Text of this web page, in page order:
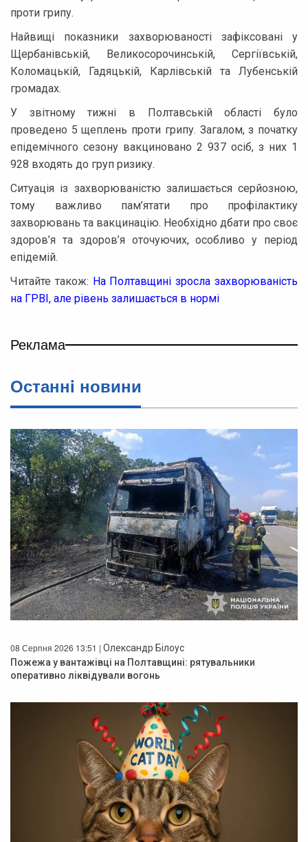
проти грипу.
Найвищі показники захворюваності зафіксовані у
Щербанівській, Великосорочинській, Сергіївській,
Коломацькій, Гадяцькій, Карлівській та Лубенській
громадах.
У звітному тижні в Полтавській області було
проведено 5 щеплень проти грипу. Загалом, з початку
епідемічного сезону вакциновано 2 937 осіб, з них 1
928 входять до груп ризику.
Ситуація із захворюваністю залишається серйозною,
тому важливо пам’ятати про профілактику
захворювань та вакцинацію. Необхідно дбати про своє
здоров’я та здоров’я оточуючих, особливо у період
епідемій.
Читайте також: На Полтавщині зросла захворюваність
на ГРВІ, але рівень залишається в нормі
Реклама
Останнi новини
08 Серпня 2026 13:51 | Олександр Білоус
Пожежа у вантажівці на Полтавщині: рятувальники
оперативно ліквідували вогонь